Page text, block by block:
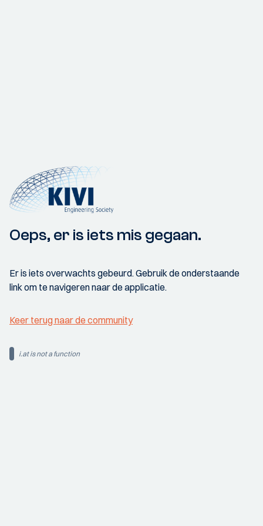
Oeps, er is iets mis gegaan.
Er is iets overwachts gebeurd. Gebruik de onderstaande
link om te navigeren naar de applicatie.
Keer terug naar de community
i.at is not a function